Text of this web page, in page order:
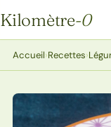
Kilomètre-0
Kilomètre-0
Accueil›Recettes›